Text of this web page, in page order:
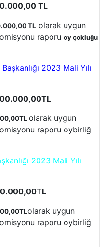
TL
TL olarak uygun
raporuoy çokluğu
2023 Mali Yılı
olarak uygun
raporu oybirliği
2023 Mali Yılı
olarak uygun
raporu oybirliği